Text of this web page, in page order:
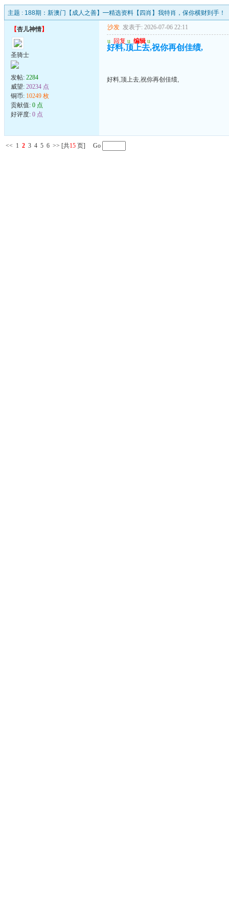
主题 : 188期：新澳门【成人之善】━精选资料【四肖】我特肖，保你横财到手！
【杏儿神情】
圣骑士
发帖: 2284
威望: 20234 点
铜币: 10249 枚
贡献值: 0 点
好评度: 0 点
沙发 发表于: 2026-07-06 22:11
u 回复 u 编辑 u
好料,顶上去,祝你再创佳绩,
好料,顶上去,祝你再创佳绩,
<< 1 2 3 4 5 6 >> [共15 页] Go